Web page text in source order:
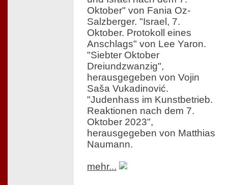
Oktober" von Fania Oz-
Salzberger. "Israel, 7.
Oktober. Protokoll eines
Anschlags" von Lee Yaron.
"Siebter Oktober
Dreiundzwanzig",
herausgegeben von Vojin
Saša Vukadinović.
"Judenhass im Kunstbetrieb.
Reaktionen nach dem 7.
Oktober 2023",
herausgegeben von Matthias
Naumann.
mehr...